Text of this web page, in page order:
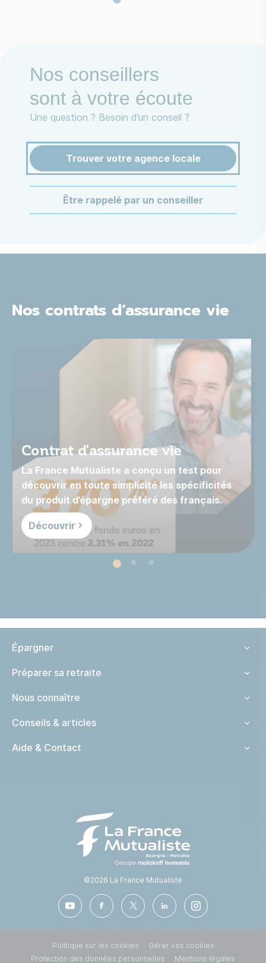
Nos conseillers
sont à votre écoute
Une question ? Besoin d’un conseil ?
Trouver votre agence locale
Être rappelé par un conseiller
Nos contrats d’assurance vie
Contrat d'assurance vie
La France Mutualiste a conçu un test pour
découvrir en toute simplicité les spécificités
du produit d’épargne préféré des français.
Découvrir
Épargner
Préparer sa retraite
Nous connaître
Conseils & articles
Aide & Contact
©2026 La France Mutualiste
Pied de page
Politique sur les cookies
Gérer vos cookies
Protection des données personnelles
Mentions légales